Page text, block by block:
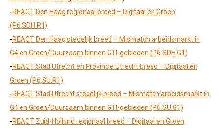
-REACT Den Haag regionaal breed – Digitaal en Groen
(P6.SDH.R1)
-REACT Den Haag stedelijk breed – Mismatch arbeidsmarkt in
G4 en Groen/Duurzaam binnen GTI-gebieden (P6.SDH.G1)
-REACT Stad Utrecht en Provincie Utrecht breed – Digitaal en
Groen (P6.SU.R1)
-REACT Stad Utrecht stedelijk breed – Mismatch arbeidsmarkt in
G4 en Groen/Duurzaam binnen GTI-gebieden (P6.SU.G1)
-REACT Zuid-Holland regionaal breed – Digitaal en Groen